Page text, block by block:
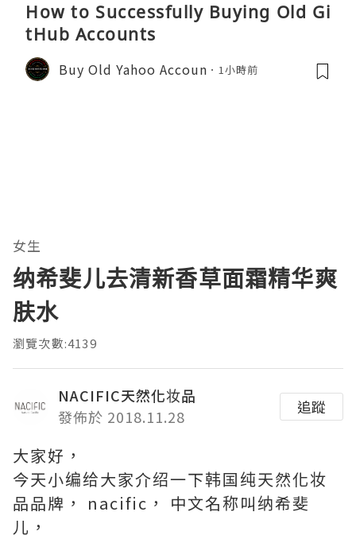
How to Successfully Buying Old Gi
tHub Accounts
Buy Old Yahoo Accoun 1小時前
女生
纳希斐儿去清新香草面霜精华爽
肤水
瀏覽次數:4139
NACIFIC天然化妆品
發佈於 2018.11.28
追蹤
大家好，
今天小编给大家介绍一下韩国纯天然化妆
品品牌， nacific， 中文名称叫纳希斐
儿，